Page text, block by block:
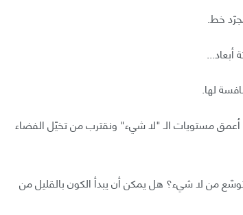
خط.
أبعاد...
لها.
أعمق مستويات الـ "لا شيء" ونقترب من تخيّل الفضاء
من لا شيء؟ هل يمكن أن يبدأ الكون بالقليل من